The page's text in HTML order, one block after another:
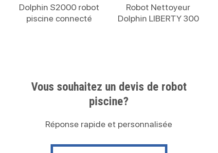
Dolphin S2000 robot
piscine connecté
Robot Nettoyeur
Dolphin LIBERTY 300
Vous souhaitez un devis de robot
piscine?
Réponse rapide et personnalisée
Contactez nous